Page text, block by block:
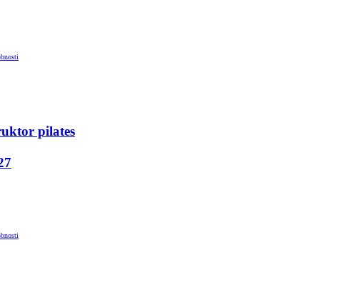
pilates